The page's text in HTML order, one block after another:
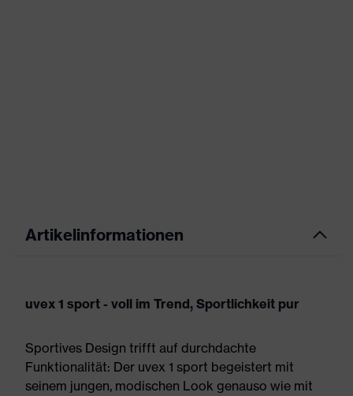
Artikelinformationen
uvex 1 sport - voll im Trend, Sportlichkeit pur
Sportives Design trifft auf durchdachte
Funktionalität: Der uvex 1 sport begeistert mit
seinem jungen, modischen Look genauso wie mit